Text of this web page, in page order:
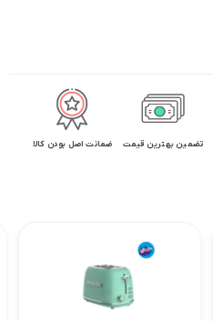
تضمین بهترین قیمت ضمانت اصل بودن کالا